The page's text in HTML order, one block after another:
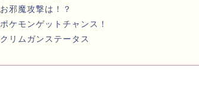
お邪魔攻撃は！？
ポケモンゲットチャンス！
クリムガンステータス